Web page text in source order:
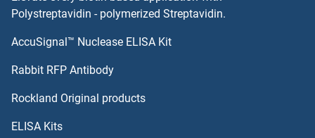
CACNA2D3 Antikörper
Cadherin 5 Antikörper
Cadherin 8 Antikörper
Polystreptavidin - polymerized Streptavidin.
AccuSignal™ Nuclease ELISA Kit
Rabbit RFP Antibody
Rockland Original products
ELISA Kits